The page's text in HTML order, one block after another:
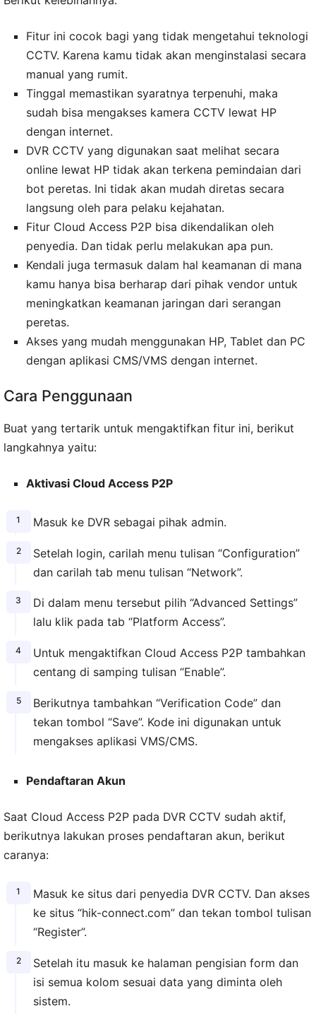
Fitur ini cocok bagi yang tidak mengetahui teknologi
CCTV. Karena kamu tidak akan menginstalasi secara
manual yang rumit.
Tinggal memastikan syaratnya terpenuhi, maka
sudah bisa mengakses kamera CCTV lewat HP
dengan internet.
DVR CCTV yang digunakan saat melihat secara
online lewat HP tidak akan terkena pemindaian dari
bot peretas. Ini tidak akan mudah diretas secara
langsung oleh para pelaku kejahatan.
Fitur Cloud Access P2P bisa dikendalikan oleh
penyedia. Dan tidak perlu melakukan apa pun.
Kendali juga termasuk dalam hal keamanan di mana
kamu hanya bisa berharap dari pihak vendor untuk
meningkatkan keamanan jaringan dari serangan
peretas.
Akses yang mudah menggunakan HP, Tablet dan PC
dengan aplikasi CMS/VMS dengan internet.
Cara Penggunaan
Buat yang tertarik untuk mengaktifkan fitur ini, berikut
langkahnya yaitu:
Aktivasi Cloud Access P2P
Masuk ke DVR sebagai pihak admin.
Setelah login, carilah menu tulisan “Configuration”
dan carilah tab menu tulisan “Network”.
Di dalam menu tersebut pilih “Advanced Settings”
lalu klik pada tab “Platform Access”.
Untuk mengaktifkan Cloud Access P2P tambahkan
centang di samping tulisan “Enable”.
Berikutnya tambahkan “Verification Code” dan
tekan tombol “Save”. Kode ini digunakan untuk
mengakses aplikasi VMS/CMS.
Pendaftaran Akun
Saat Cloud Access P2P pada DVR CCTV sudah aktif,
berikutnya lakukan proses pendaftaran akun, berikut
caranya:
Masuk ke situs dari penyedia DVR CCTV. Dan akses
ke situs “hik-connect.com” dan tekan tombol tulisan
“Register”.
Setelah itu masuk ke halaman pengisian form dan
isi semua kolom sesuai data yang diminta oleh
sistem.